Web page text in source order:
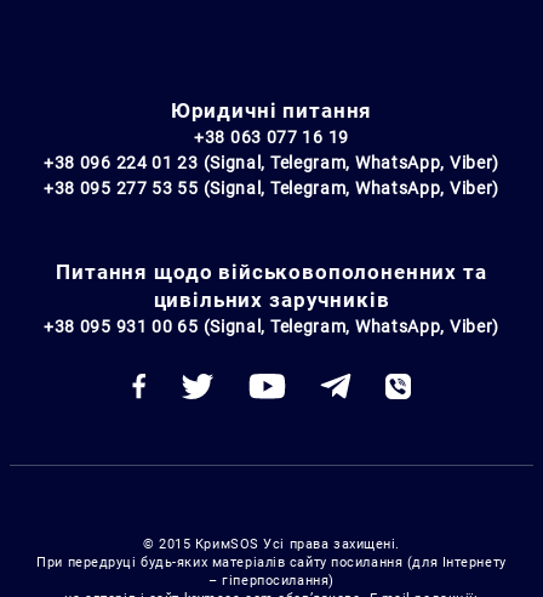
Юридичні питання
+38 063 077 16 19
+38 096 224 01 23 (Signal, Telegram, WhatsApp, Viber)
+38 095 277 53 55 (Signal, Telegram, WhatsApp, Viber)
Питання щодо військовополоненних та
цивільних заручників
+38 095 931 00 65 (Signal, Telegram, WhatsApp, Viber)
© 2015 КримSOS Усі права захищені.
При передруці будь-яких матеріалів сайту посилання (для Інтернету
– гіперпосилання)